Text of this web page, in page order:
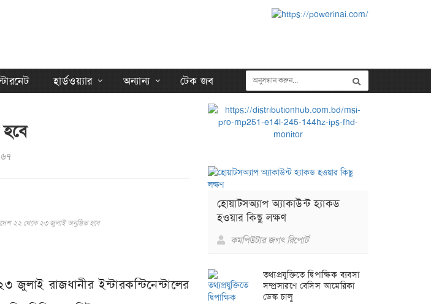
হার্ডওয়্যার অন্যান্য
টেক জব
২২ থেকে ২৩ জুলাই অনুষ্ঠিত হবে
রাজধানীর ইন্টারকন্টিনেন্টালের
হোয়াটসঅ্যাপ অ্যাকাউন্ট হ্যাকড
হওয়ার কিছু লক্ষণ
কমপিউটার জগৎ রিপোর্ট
তথ্যপ্রযুক্তিতে দ্বিপাক্ষিক ব্যবসা
সম্প্রসারণে বেসিস আমেরিকা
ডেস্ক চালু